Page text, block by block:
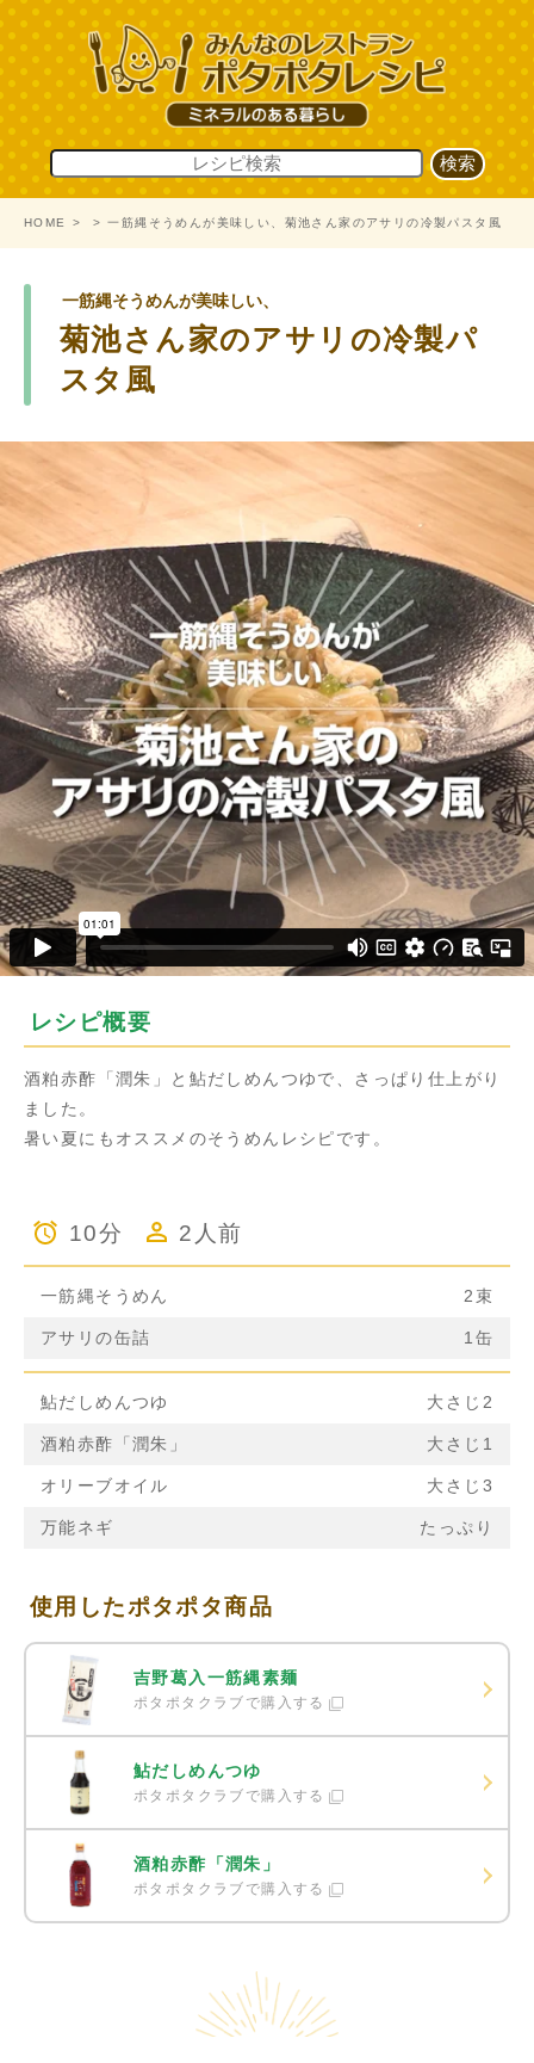
HOME 一筋縄そうめんが美味しい、菊池さん家のアサリの冷製パスタ風
一筋縄そうめんが美味しい、
菊池さん家のアサリの冷製パ
スタ風
レシピ概要
酒粕赤酢「潤朱」と鮎だしめんつゆで、さっぱり仕上がり
ました。
暑い夏にもオススメのそうめんレシピです。
10分 2人前
一筋縄そうめん 2束
アサリの缶詰 1缶
鮎だしめんつゆ 大さじ2
酒粕赤酢「潤朱」 大さじ1
オリーブオイル 大さじ3
万能ネギ たっぷり
使用したポタポタ商品
吉野葛入一筋縄素麺
ポタポタクラブで購入する
鮎だしめんつゆ
ポタポタクラブで購入する
酒粕赤酢「潤朱」
ポタポタクラブで購入する